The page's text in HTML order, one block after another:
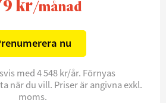
kr/månad
nu
med 4 548 kr/år. Förnyas
när du vill. Priser är angivna exkl.
moms.